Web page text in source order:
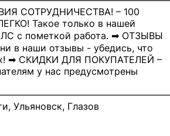
СОТРУДНИЧЕСТВА! – 100
Такое только в нашей
с пометкой работа. ➡ ОТЗЫВЫ
в наши отзывы - убедись, что
➡ СКИДКИ ДЛЯ ПОКУПАТЕЛЕЙ –
у нас предусмотрены
Ульяновск, Глазов